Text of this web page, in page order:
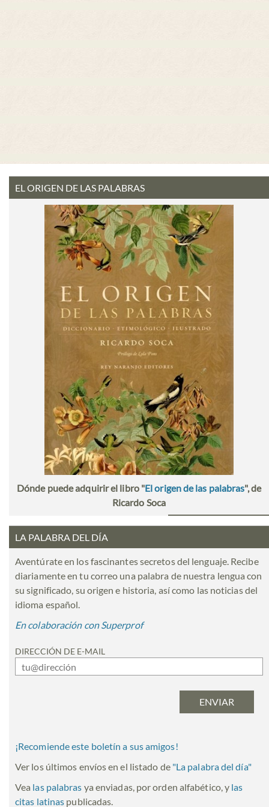
EL ORIGEN DE LAS PALABRAS
Dónde puede adquirir el libro "El origen de las palabras", de
Ricardo Soca
LA PALABRA DEL DÍA
Aventúrate en los fascinantes secretos del lenguaje. Recibe
diariamente en tu correo una palabra de nuestra lengua con
su significado, su origen e historia, así como las noticias del
idioma español.
En colaboración con Superprof
DIRECCIÓN DE E-MAIL
¡Recomiende este boletín a sus amigos!
Ver los últimos envíos en el listado de "La palabra del día"
Vea las palabras ya enviadas, por orden alfabético, y las
citas latinas publicadas.